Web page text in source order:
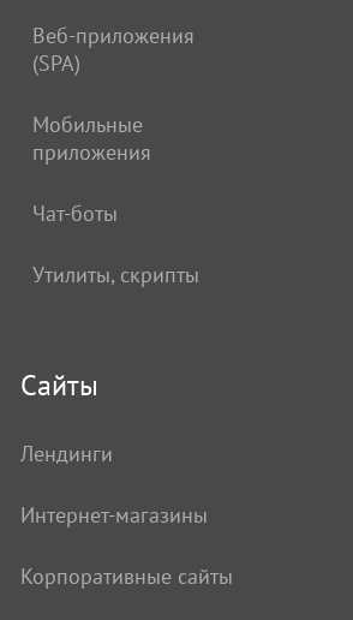
Веб-приложения
(SPA)
Мобильные
приложения
Чат-боты
Утилиты, скрипты
Сайты
Лендинги
Интернет-магазины
Корпоративные сайты